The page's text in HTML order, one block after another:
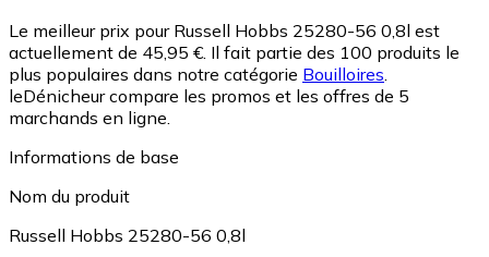
Le meilleur prix pour Russell Hobbs 25280-56 0,8l est
actuellement de 45,95 €. Il fait partie des 100 produits le
plus populaires dans notre catégorie Bouilloires.
leDénicheur compare les promos et les offres de 5
marchands en ligne.
Informations de base
Nom du produit
Russell Hobbs 25280-56 0,8l